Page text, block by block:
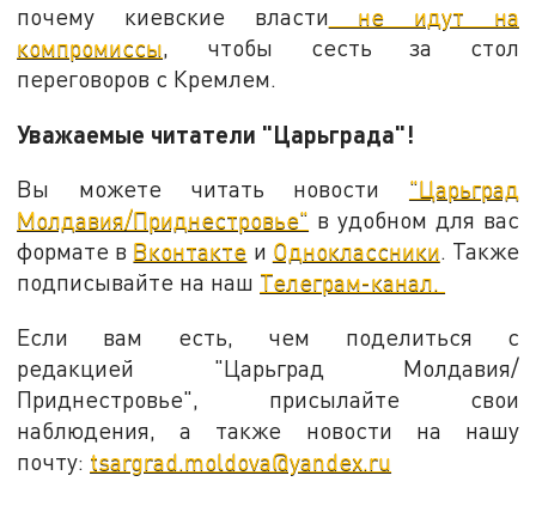
почему киевские власти не идут на
компромиссы, чтобы сесть за стол
переговоров с Кремлем.
Уважаемые читатели "Царьграда"!
Вы можете читать новости "Царьград
Молдавия/Приднестровье" в удобном для вас
формате в Вконтакте и Одноклассники. Также
подписывайте на наш Телеграм-канал.
Если вам есть, чем поделиться с
редакцией "Царьград Молдавия/
Приднестровье", присылайте свои
наблюдения, а также новости на нашу
почту: tsargrad.moldova@yandex.ru